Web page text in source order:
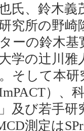
氏、鈴木義
究所の野崎
ーの鈴木
学の辻川雅
そして本
ImPACT）
及び若手研
測定は